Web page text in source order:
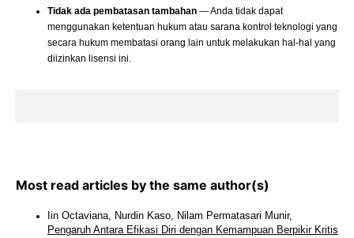
Tidak ada pembatasan tambahan— Anda tidak dapat
menggunakan ketentuan hukum atau sarana kontrol teknologi yang
secara hukum membatasi orang lain untuk melakukan hal-hal yang
diizinkan lisensi ini.
Most read articles by the same author(s)
Iin Octaviana, Nurdin Kaso, Nilam Permatasari Munir,
Pengaruh Antara Efikasi Diri dengan Kemampuan Berpikir Kritis